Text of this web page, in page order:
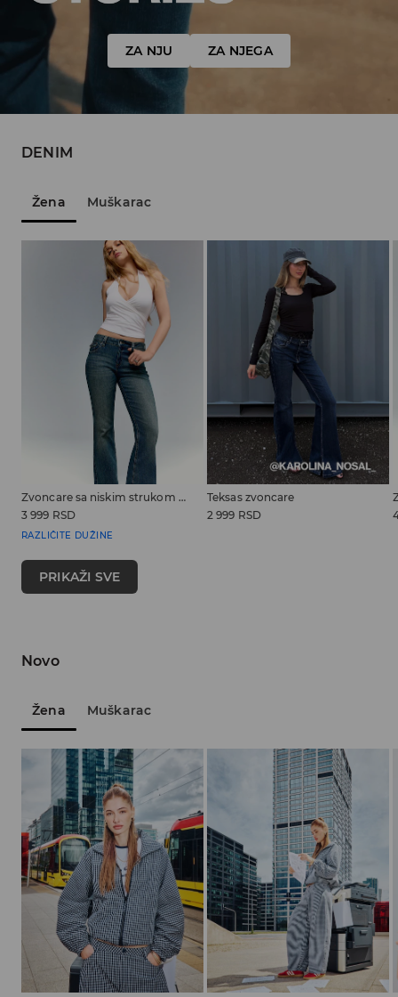
ZA NJU ZA NJEGA
DENIM
Žena Muškarac
Zvoncare sa niskim strukom PETITE
3 999 RSD
RAZLIČITE DUŽINE
Teksas zvoncare
2 999 RSD
PRIKAŽI SVE
Novo
Žena Muškarac